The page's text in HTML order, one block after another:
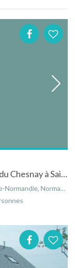
Maison située au coeur du Hameau du Chesnay à Saint-Pair-sur-Mer - Basse-Normandie
Normandie, France